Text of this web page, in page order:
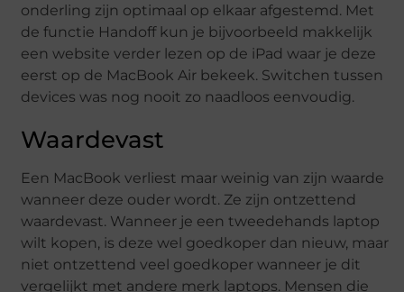
onderling zijn optimaal op elkaar afgestemd. Met
de functie Handoff kun je bijvoorbeeld makkelijk
een website verder lezen op de iPad waar je deze
eerst op de MacBook Air bekeek. Switchen tussen
devices was nog nooit zo naadloos eenvoudig.
Waardevast
Een MacBook verliest maar weinig van zijn waarde
wanneer deze ouder wordt. Ze zijn ontzettend
waardevast. Wanneer je een tweedehands laptop
wilt kopen, is deze wel goedkoper dan nieuw, maar
niet ontzettend veel goedkoper wanneer je dit
vergelijkt met andere merk laptops. Mensen die